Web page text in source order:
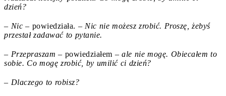
dzień?
– Nic – powiedziała. – Nic nie możesz zrobić. Proszę, żebyś
przestał zadawać to pytanie.
– Przepraszam – powiedziałem – ale nie mogę. Obiecałem to
sobie. Co mogę zrobić, by umilić ci dzień?
– Dlaczego to robisz?